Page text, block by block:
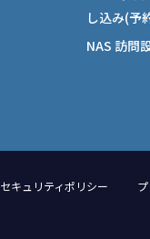
し込み(予
NAS 訪問
キュリティポリシー